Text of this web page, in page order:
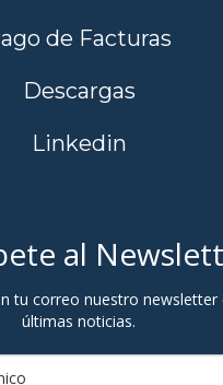
de Facturas
Descargas
Linkedin
al
tu correo nuestro newsletter
últimas noticias.